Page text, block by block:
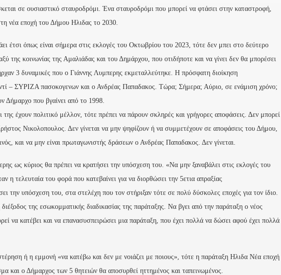
σε ουσιαστικό σταυροδρόμι. Ένα σταυροδρόμι που μπορεί να φτάσει στην καταστροφή,
νέα εποχή του Δήμου Ηλιδας το 2030.
έτσι όπως είναι σήμερα στις εκλογές του Οκτωβρίου του 2023, τότε δεν μπει στο δεύτερο
της κοινωνίας της Αμαλιάδας και του Δημάρχου, που οτιδήποτε και να γίνει δεν θα μπορέσει
3 δυναμικές που ο Γιάννης Λυμπερης εκμεταλλεύτηκε. Η πρόσφατη διοίκηση
– ΣΥΡΙΖΑ πασοκογενων και ο Ανδρέας Παπαδακος. Τώρα; Σήμερα; Αύριο, σε ενάμιση χρόνο;
Δήμαρχο που βγαίνει από το 1998.
έχουν πολιτικό μέλλον, τότε πρέπει να πάρουν σκληρές και γρήγορες αποφάσεις. Δεν μπορεί
Νικολοπουλος. Δεν γίνεται να μην ψηφίζουν ή να συμμετέχουν σε αποφάσεις του Δήμου,
και να μην είναι πρωταγωνιστής δράσεων ο Ανδρέας Παπαδακος. Δεν γίνεται.
ως κύριος θα πρέπει να κρατήσει την υπόσχεση του. «Να μην ξαναβάλει στις εκλογές του
η τελευταία του φορά που κατεβαίνει για να διορθώσει την 5ετια απραξίας
την υπόσχεση του, στα στελέχη που τον στήριξαν τότε σε πολύ δύσκολες εποχές για τον ίδιο.
της εσωκομματικής διαδικασίας της παράταξης. Να βγει από την παράταξη ο νέος
να κατέβει και να επανασυσπειρώσει μια παράταξη, που έχει πολλά να δώσει αφού έχει πολλά
ή η εμμονή «να κατέβω και δεν με νοιάζει με ποιους», τότε η παράταξη Ηλιδα Νέα εποχή
και ο Δήμαρχος των 5 θητειών θα αποσυρθεί ηττημένος και ταπεινωμένος.